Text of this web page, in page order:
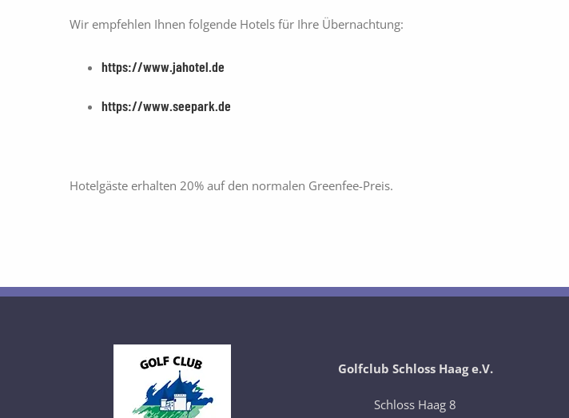
Wir empfehlen Ihnen folgende Hotels für Ihre Übernachtung:
https://www.jahotel.de
https://www.seepark.de
Hotelgäste erhalten 20% auf den normalen Greenfee-Preis.
Golfclub Schloss Haag e.V.
​Schloss Haag 8